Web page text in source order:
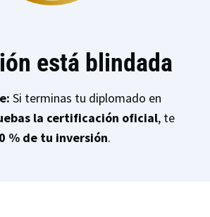
está blindada
Si terminas tu diplomado en
la certificación oficial, te
% de tu inversión.